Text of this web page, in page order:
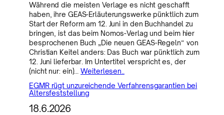
Während die meisten Verlage es nicht geschafft
haben, ihre GEAS-Erläuterungswerke pünktlich zum
Start der Reform am 12. Juni in den Buchhandel zu
bringen, ist das beim Nomos-Verlag und beim hier
besprochenen Buch „Die neuen GEAS-Regeln“ von
Christian Keitel anders: Das Buch war pünktlich zum
12. Juni lieferbar. Im Untertitel verspricht es, der
(nicht nur: ein)…Weiterlesen..
EGMR rügt unzureichende Verfahrensgarantien bei
Altersfeststellung
18.6.2026